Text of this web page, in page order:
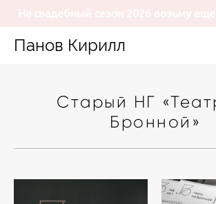
Панов Кирилл
Старый НГ
Бронной»